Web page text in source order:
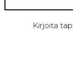
Kirjoita